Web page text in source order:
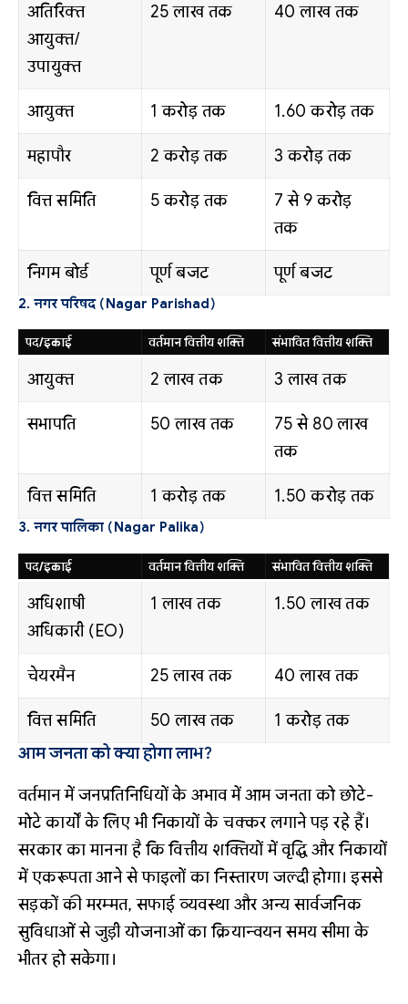
अतिरिक्त
आयुक्त/
उपायुक्त
25 लाख तक 40 लाख तक
आयुक्त 1 करोड़ तक 1.60 करोड़ तक
महापौर 2 करोड़ तक 3 करोड़ तक
वित्त समिति 5 करोड़ तक
7 से 9 करोड़
तक
निगम बोर्ड पूर्ण बजट पूर्ण बजट
2. नगर परिषद (Nagar Parishad)
पद/इकाई वर्तमान वित्तीय शक्ति संभावित वित्तीय शक्ति
आयुक्त 2 लाख तक 3 लाख तक
सभापति 50 लाख तक
75 से 80 लाख
तक
वित्त समिति 1 करोड़ तक 1.50 करोड़ तक
3. नगर पालिका (Nagar Palika)
पद/इकाई वर्तमान वित्तीय शक्ति संभावित वित्तीय शक्ति
अधिशाषी
अधिकारी (EO)
1 लाख तक 1.50 लाख तक
चेयरमैन 25 लाख तक 40 लाख तक
वित्त समिति 50 लाख तक
1 करोड़ तक
आम जनता को क्या होगा लाभ?
वर्तमान में जनप्रतिनिधियों के अभाव में आम जनता को छोटे-
मोटे कार्यों के लिए भी निकायों के चक्कर लगाने पड़ रहे हैं।
सरकार का मानना है कि वित्तीय शक्तियों में वृद्धि और निकायों
में एकरूपता आने से फाइलों का निस्तारण जल्दी होगा। इससे
सड़कों की मरम्मत, सफाई व्यवस्था और अन्य सार्वजनिक
सुविधाओं से जुड़ी योजनाओं का क्रियान्वयन समय सीमा के
भीतर हो सकेगा।